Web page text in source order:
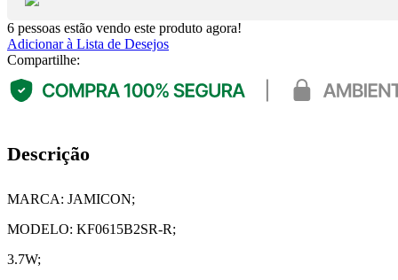
6 pessoas estão vendo este produto agora!
Adicionar à Lista de Desejos
Compartilhe:
Descrição
MARCA: JAMICON;
MODELO: KF0615B2SR-R;
3.7W;